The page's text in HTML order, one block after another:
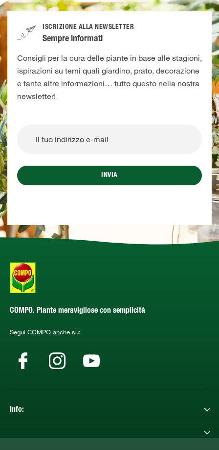
ISCRIZIONE ALLA NEWSLETTER
Sempre informati
Consigli per la cura delle piante in base alle stagioni,
ispirazioni su temi quali giardino, prato, decorazione
e tante altre informazioni… tutto questo nella nostra
newsletter!
INVIA
COMPO. Piante meravigliose con semplicità
Segui COMPO anche su:
Info: